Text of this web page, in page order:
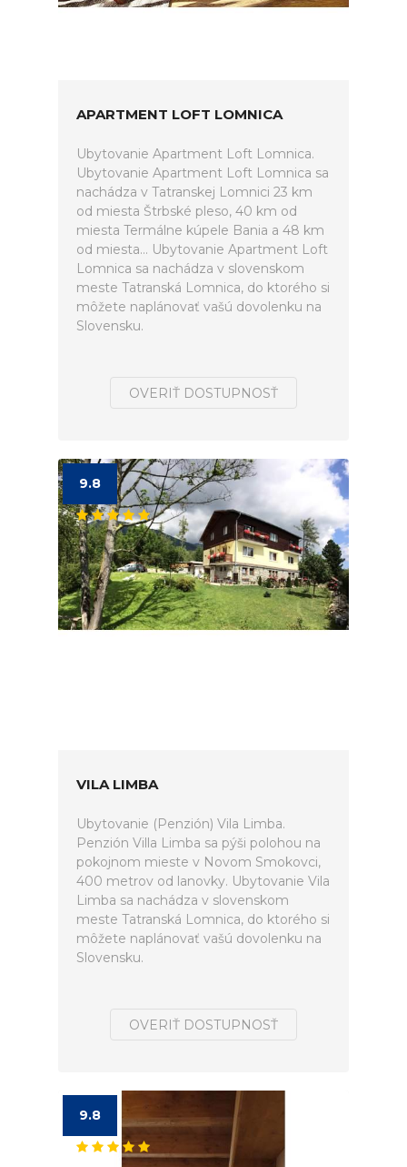
APARTMENT LOFT LOMNICA
Ubytovanie Apartment Loft Lomnica.
Ubytovanie Apartment Loft Lomnica sa
nachádza v Tatranskej Lomnici 23 km
od miesta Štrbské pleso, 40 km od
miesta Termálne kúpele Bania a 48 km
od miesta... Ubytovanie Apartment Loft
Lomnica sa nachádza v slovenskom
meste Tatranská Lomnica, do ktorého si
môžete naplánovať vašú dovolenku na
Slovensku.
OVERIŤ DOSTUPNOSŤ
9.8
VILA LIMBA
Ubytovanie (Penzión) Vila Limba.
Penzión Villa Limba sa pýši polohou na
pokojnom mieste v Novom Smokovci,
400 metrov od lanovky. Ubytovanie Vila
Limba sa nachádza v slovenskom
meste Tatranská Lomnica, do ktorého si
môžete naplánovať vašú dovolenku na
Slovensku.
OVERIŤ DOSTUPNOSŤ
9.8